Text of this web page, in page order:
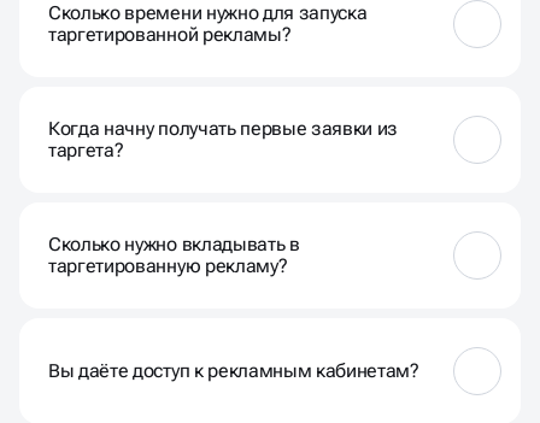
Сколько времени нужно для запуска
таргетированной рекламы?
настраиваем аналитику и тестируем техническую
часть
Когда начну получать первые заявки из
таргета?
запуска. Зависит от ниши, прогрева аудитории и
скорости обработки заявок.
Сколько нужно вкладывать в
таргетированную рекламу?
сразу прогнозируем стоимость лида и показываем,
сколько заявок можно ожидать на старте
Вы даёте доступ к рекламным кабинетам?